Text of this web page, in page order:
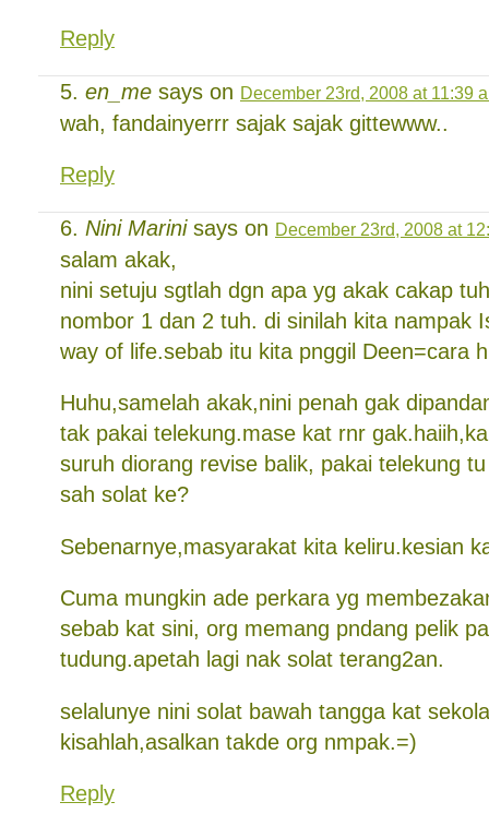
Reply
en_me says on December 23rd, 2008 at 11:39
wah, fandainyerrr sajak sajak gittewww..
Reply
Nini Marinisays on December 23rd, 2008 at
salam akak,
nini setuju sgtlah dgn apa yg akak cakap
nombor 1 dan 2 tuh. di sinilah kita nampak
way of life.sebab itu kita pnggil Deen=cara
Huhu,samelah akak,nini penah gak
tak pakai telekung.mase kat rnr
suruh diorang revise balik, pakai telekung
sah solat ke?
Sebenarnye,masyarakat kita keliru.kesian
Cuma mungkin ade perkara yg
sebab kat sini, org memang pndang pelik
tudung.apetah lagi nak solat terang2an.
selalunye nini solat bawah tangga kat
kisahlah,asalkan takde org nmpak.=)
Reply